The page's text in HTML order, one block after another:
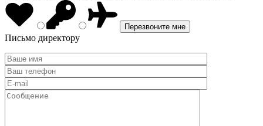
Письмо директору